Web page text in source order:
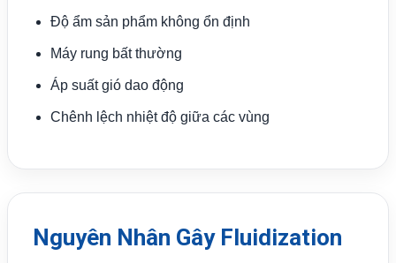
Độ ẩm sản phẩm không ổn định
Máy rung bất thường
Áp suất gió dao động
Chênh lệch nhiệt độ giữa các vùng
Nguyên Nhân Gây Fluidization